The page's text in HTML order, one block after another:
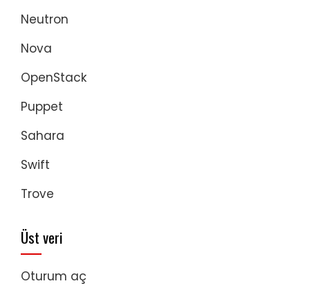
Neutron
Nova
OpenStack
Puppet
Sahara
Swift
Trove
Üst veri
Oturum aç